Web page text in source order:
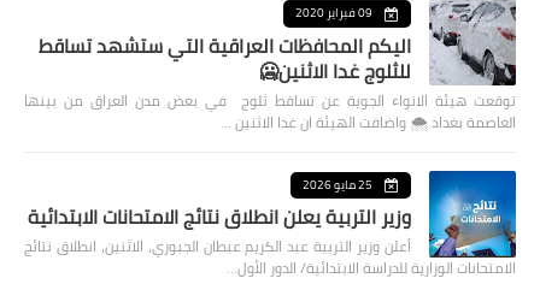
09 فبراير 2020
اليكم المحافظات العراقية التي ستشهد تساقط
للثلوج غدا الاثنين🥶
توقعت هيئة الانواء الجوية عن تساقط ثلوج في بعض مدن العراق من بينها
العاصمة بغداد ⁦🌨️⁩ واضافت الهيئة ان غدا الاثنين …
25 مايو 2026
وزير التربية يعلن انطلاق نتائج الامتحانات الابتدائية
أعلن وزير التربية عبد الكريم عبطان الجبوري، الاثنين، انطلاق نتائج
الامتحانات الوزارية للدراسة الابتدائية/ الدور الأول…